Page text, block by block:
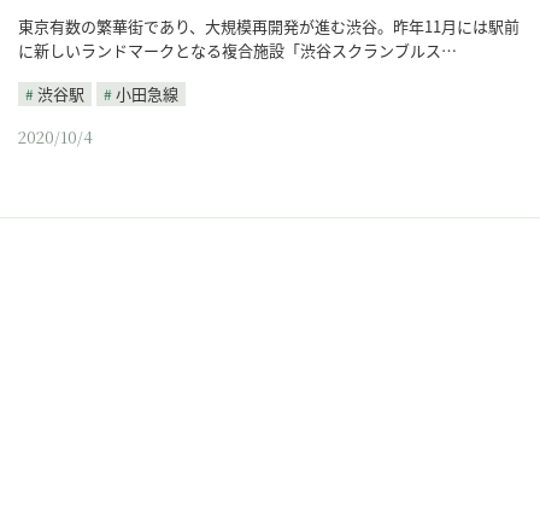
東京有数の繁華街であり、大規模再開発が進む渋谷。昨年11月には駅前
に新しいランドマークとなる複合施設「渋谷スクランブルス…
渋谷駅
小田急線
2020/10/4